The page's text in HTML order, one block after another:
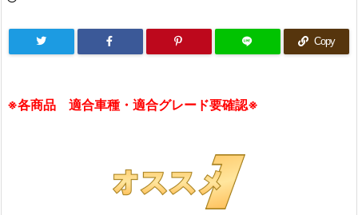
Copy
※各商品 適合車種・適合グレード要確認※